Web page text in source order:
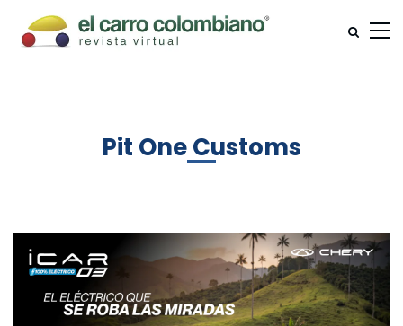
Pit One Customs